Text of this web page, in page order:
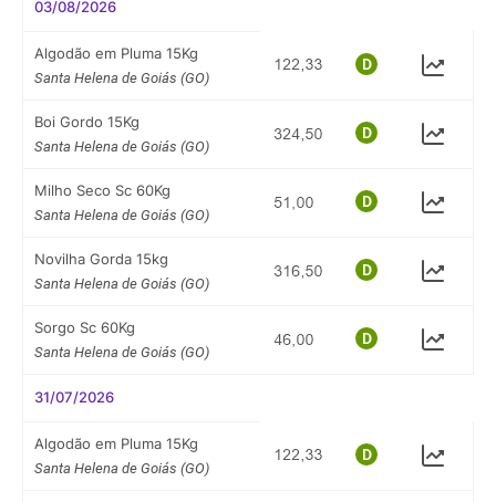
03/08/2026
Algodão em Pluma 15Kg
Santa Helena de Goiás (GO)
Boi Gordo 15Kg
Santa Helena de Goiás (GO)
Milho Seco Sc 60Kg
Santa Helena de Goiás (GO)
Novilha Gorda 15kg
Santa Helena de Goiás (GO)
Sorgo Sc 60Kg
Santa Helena de Goiás (GO)
31/07/2026
Algodão em Pluma 15Kg
Santa Helena de Goiás (GO)